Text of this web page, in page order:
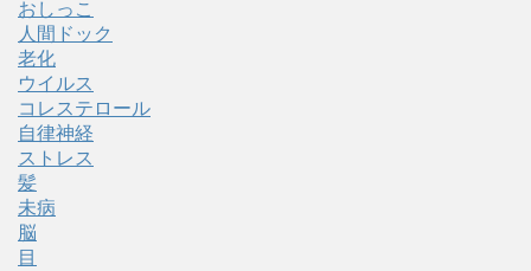
おしっこ
人間ドック
老化
ウイルス
コレステロール
自律神経
ストレス
髪
未病
脳
目